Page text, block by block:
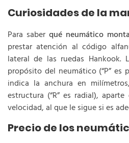
Curiosidades de la
Para saberqué neumático
prestar atención al código
lateral de las ruedas Hankook.
propósito del neumático (“P” es
indica la anchura en
estructura (“R” es radial),
velocidad, al que le sigue si es
Precio de los